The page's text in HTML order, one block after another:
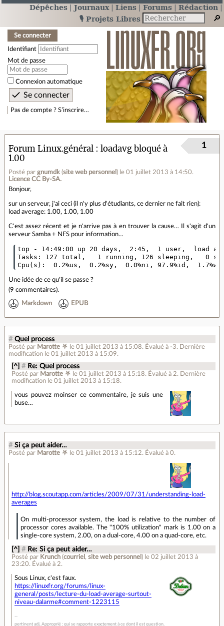
Dépêches Journaux Liens Forums
Rédaction
🎙️ Projets Libres
Se connecter
Identifiant
Mot de passe
Connexion automatique
Pas de compte ? S’inscrire…
Forum Linux.général
loadavg bloqué à
1.00
Posté par gnumdk (site web personnel ) le 01 juillet 2013 à 14:50.
Licence CC By‑SA.
1
Bonjour,
sur un serveur, j'ai ceci (il n'y plus d'étudiants, ce dernier ne fait rien):
load average: 1.00, 1.00, 1.00
C'est assez récent et je n'arrive pas à en trouver la cause… Il s'agit d'un
serveur Samba + NFS pour information…
top - 14:49:00 up 20 days,  2:45,  1 user,  load
Tasks: 127 total,   1 running, 126 sleeping,   0
Une idée de ce qu'il se passe ?
(9 commentaires).
Markdown EPUB
# Quel process
Posté par Marotte ⛧ le 01 juillet 2013 à 15:08. Évalué à -3. Dernière
modification le 01 juillet 2013 à 15:09.
[^] # Re: Quel process
Posté par Marotte ⛧ le 01 juillet 2013 à 15:18. Évalué à 2. Dernière
modification le 01 juillet 2013 à 15:18.
vous pouvez moinser ce commentaire, je suis une
buse…
# Si ça peut aider…
Posté par Marotte ⛧ le 01 juillet 2013 à 15:12. Évalué à 0.
http://blog.scoutapp.com/articles/2009/07/31/understanding-load-
averages
On multi-processor system, the load is relative to the number of
processor cores available. The "100% utilization" mark is 1.00 on a
single-core system, 2.00, on a dual-core, 4.00 on a quad-core, etc.
[^] # Re: Si ça peut aider…
Posté par Krunch (courriel ,site web personnel ) le 02 juillet 2013 à
23:20. Évalué à2.
Sous Linux, c'est faux.
https://linuxfr.org/forums/linux-
general/posts/lecture-du-load-average-surtout-
niveau-dalarme#comment-1223115
pertinent adj. Approprié : qui se rapporte exactement à ce dont il est question.